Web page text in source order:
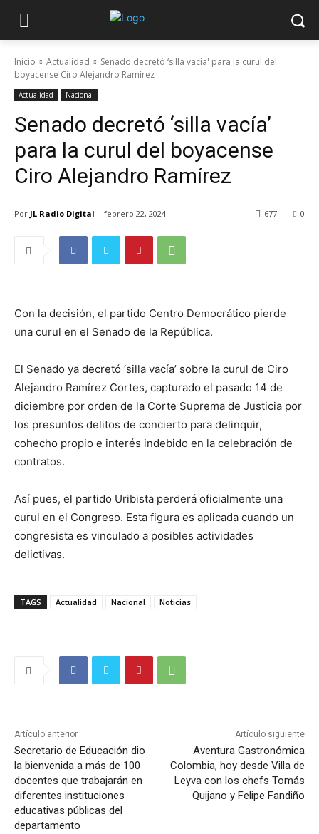
Inicio Actualidad
Senado decretó ‘silla vacía' para la curul del
boyacense Ciro Alejandro Ramírez
Actualidad Nacional
Senado decretó ‘silla vacía’
para la curul del boyacense
Ciro Alejandro Ramírez
Por JL Radio Digital febrero 22, 2024 0
677
Con la decisión, el partido Centro Democrático pierde
una curul en el Senado de la República.
El Senado ya decretó ‘silla vacía’ sobre la curul de Ciro
Alejandro Ramírez Cortes, capturado el pasado 14 de
diciembre por orden de la Corte Suprema de Justicia por
los presuntos delitos de concierto para delinquir,
cohecho propio e interés indebido en la celebración de
contratos.
Así pues, el partido Uribista perderá oficialmente una
curul en el Congreso. Esta figura es aplicada cuando un
congresista es vinculado a posibles actividades
delictivas.
TAGS Actualidad Nacional Noticias
Artículo anterior
Secretario de Educación dio
la bienvenida a más de 100
docentes que trabajarán en
diferentes instituciones
educativas públicas del
departamento
Artículo siguiente
Aventura Gastronómica
Colombia, hoy desde Villa de
Leyva con los chefs Tomás
Quijano y Felipe Fandiño